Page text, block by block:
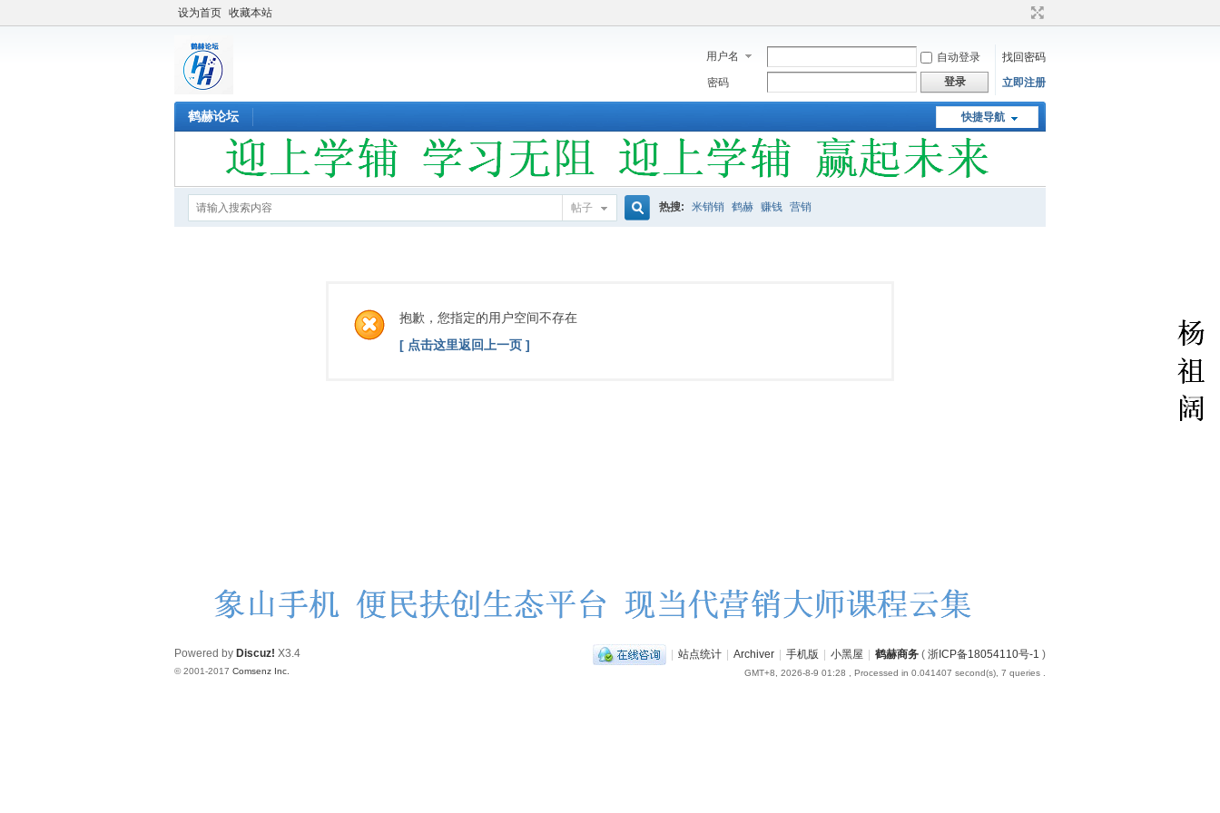
设为首页 收藏本站
用户名 自动登录
找回密码
密码
登录 立即注册
快捷导航
鹤赫论坛
帖子 热搜: 米销销 鹤赫 赚钱 营销
抱歉，您指定的用户空间不存在
[ 点击这里返回上一页 ]
| 站点统计 | Archiver | 手机版 | 小黑屋 | 鹤赫商务 ( 浙ICP备18054110号-1 )
GMT+8, 2026-8-9 01:28 , Processed in 0.041407 second(s), 7 queries .
Powered by Discuz! X3.4
© 2001-2017 Comsenz Inc.